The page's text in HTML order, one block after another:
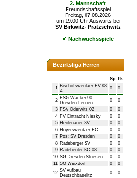
2. Mannschaft
Freundschaftsspiel
Freitag, 07.08.2026
um 19:00 Uhr Auswärts bei
SV Birkwitz- Pratzschwitz
Nachwuchsspiele
Bezirksliga Herren
Sp Pk
1 Bischofswerdaer FV 08
2.
0 0
2 FSG Wacker 90
Dresden-Leuben
0
0
3 FSV Oderwitz 02 0
0
4 FV Eintracht Niesky 0
0
5 Heidenauer SV 0
0
6 Hoyerswerdaer FC 0
0
7 Post SV Dresden 0
0
8 Radeberger SV 0
0
9 Radebeuler BC 08 0
0
10 SG Dresden Striesen 0
0
11 SG Weixdorf 0
0
12 SV Aufbau
Deutschbaselitz
0
0